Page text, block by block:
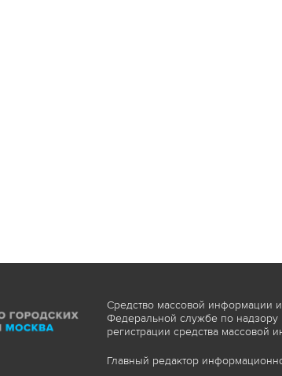
Средство массовой информации
Федеральной службе по надзору
регистрации средства
Главный редактор